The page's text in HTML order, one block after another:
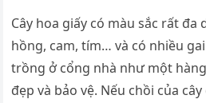
Cây hoa giấy có màu sắc rất
hồng, cam, tím… và có nhiều
trồng ở cổng nhà như một
đẹp và bảo vệ. Nếu chồi của